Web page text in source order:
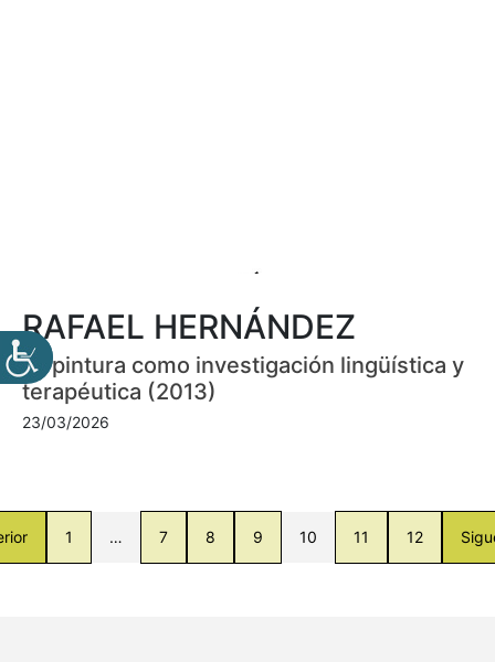
RAFAEL HERNÁNDEZ
La pintura como investigación lingüística y
terapéutica (2013)
23/03/2026
1 … 7 8 9 10 11 12